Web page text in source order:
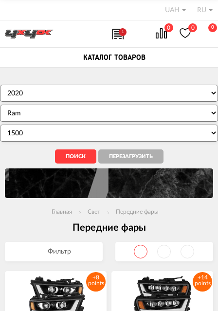
UAH RU
1
0 0 0
КАТАЛОГ ТОВАРОВ
Главная Свет Передние фары
Передние фары
Фильтр
+8
points
+14
points